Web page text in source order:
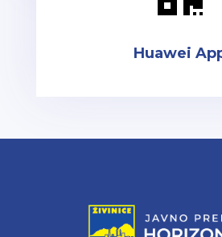
Huawei